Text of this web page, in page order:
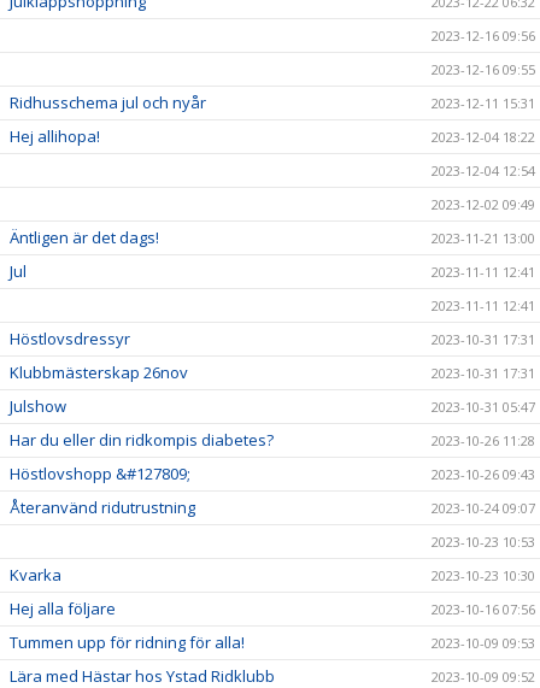
2023-12-16 09:56
2023-12-16 09:55
Ridhusschema jul och nyår 2023-12-11 15:31
Hej allihopa!
2023-12-04 18:22
2023-12-04 12:54
2023-12-02 09:49
Äntligen är det dags! 2023-11-21 13:00
Jul
2023-11-11 12:41
2023-11-11 12:41
Höstlovsdressyr 2023-10-31 17:31
Klubbmästerskap 26nov 2023-10-31 17:31
Julshow 2023-10-31 05:47
Har du eller din ridkompis diabetes? 2023-10-26 11:28
Höstlovshopp &#127809; 2023-10-26 09:43
Återanvänd ridutrustning
2023-10-24 09:07
2023-10-23 10:53
Kvarka 2023-10-23 10:30
Hej alla följare 2023-10-16 07:56
Tummen upp för ridning för alla! 2023-10-09 09:53
Lära med Hästar hos Ystad Ridklubb 2023-10-09 09:52